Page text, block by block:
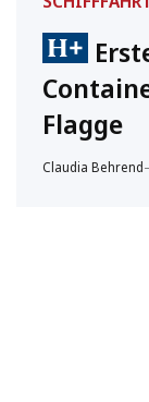
Flagge
Claudia Behrend–